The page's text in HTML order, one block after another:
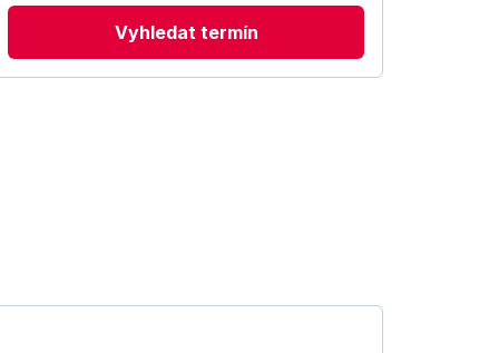
Vyhledat termín